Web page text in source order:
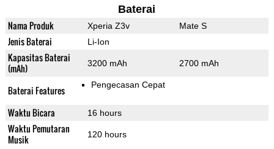
Baterai
Nama Produk Xperia Z3v Mate S
Jenis Baterai Li-Ion
Kapasitas Baterai
(mAh)
3200 mAh 2700 mAh
Baterai Features Pengecasan Cepat
Waktu Bicara 16 hours
Waktu Pemutaran
Musik
120 hours